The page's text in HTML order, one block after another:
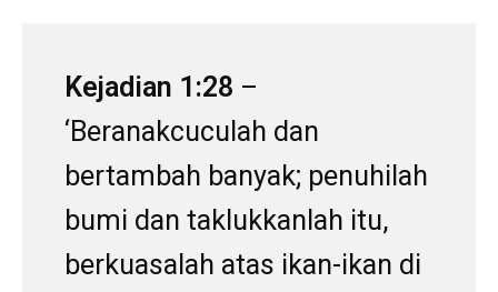
Kejadian 1:28 –
‘Beranakcuculah dan
bertambah banyak; penuhilah
bumi dan taklukkanlah itu,
berkuasalah atas ikan-ikan di